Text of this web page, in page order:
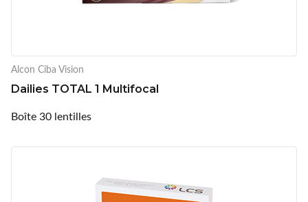
Alcon Ciba Vision
Dailies TOTAL 1 Multifocal
Boîte 30 lentilles